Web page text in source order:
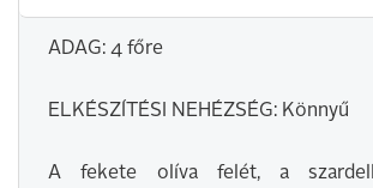
ADAG: 4 főre
ELKÉSZÍTÉSI NEHÉZSÉG: Könnyű
A fekete olíva felét, a